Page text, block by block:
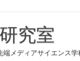
究室
端メディアサイエンス